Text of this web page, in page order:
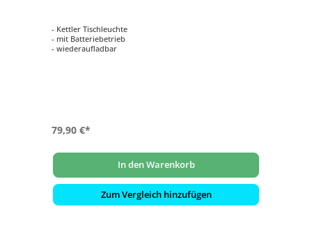
- Kettler Tischleuchte
- mit Batteriebetrieb
- wiederaufladbar
79,90 €*
In den Warenkorb
Zum Vergleich hinzufügen